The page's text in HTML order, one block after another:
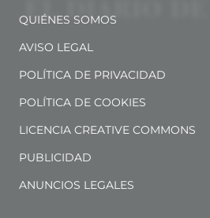
QUIÉNES SOMOS
AVISO LEGAL
POLÍTICA DE PRIVACIDAD
POLÍTICA DE COOKIES
LICENCIA CREATIVE COMMONS
PUBLICIDAD
ANUNCIOS LEGALES